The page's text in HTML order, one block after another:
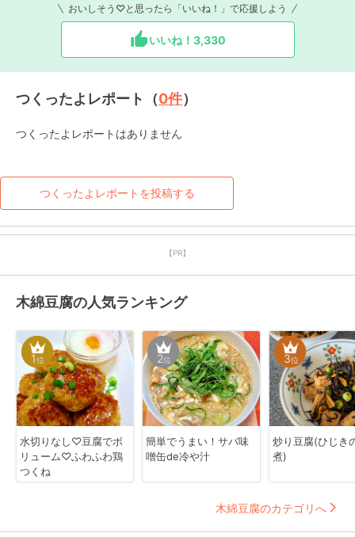
おいしそう♡と思ったら「いいね！」で応援しよう
いいね！ 3,330
つくったよレポート（0件）
つくったよレポートはありません
つくったよレポートを投稿する
【PR】
木綿豆腐の人気ランキング
1位
水切りなし♡豆腐でボ
リューム♡ふわふわ鶏
つくね
2位
簡単でうまい！サバ味
噌缶de冷や汁
3位
炒り豆腐(ひじき
煮)
木綿豆腐のカテゴリへ